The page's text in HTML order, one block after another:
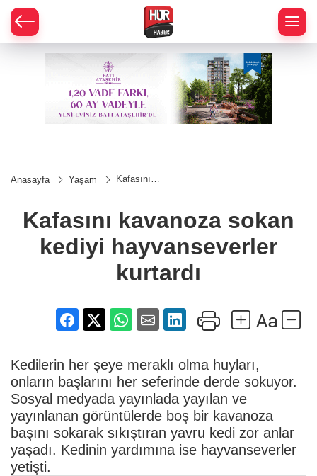
Anasayfa Yaşam
Kafasını
hayvanseverler
kurtardı
Kafasını kavanoza sokan
kediyi hayvanseverler
kurtardı
Kedilerin her şeye meraklı olma huyları,
onların başlarını her seferinde derde sokuyor.
Sosyal medyada yayınlada yayılan ve
yayınlanan görüntülerde boş bir kavanoza
başını sokarak sıkıştıran yavru kedi zor anlar
yaşadı. Kedinin yardımına ise hayvanseverler
yetişti.